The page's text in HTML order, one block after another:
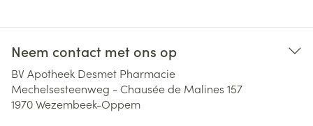
Neem contact met ons op
BV Apotheek Desmet Pharmacie
Mechelsesteenweg - Chausée de Malines 157
1970Wezembeek-Oppem